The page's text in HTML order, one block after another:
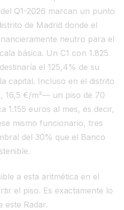
Q1-2026 marcan un punto
de Madrid donde el
neutro para el
básica. Un C1 con 1.825
el 125,4% de su
capital. Incluso en el distrito
16,5 €/m²— un piso de 70
1.155 euros al mes, es decir,
mismo funcionario, tres
del 30% que el Banco
a esta aritmética en el
el piso. Es exactamente lo
este Radar.